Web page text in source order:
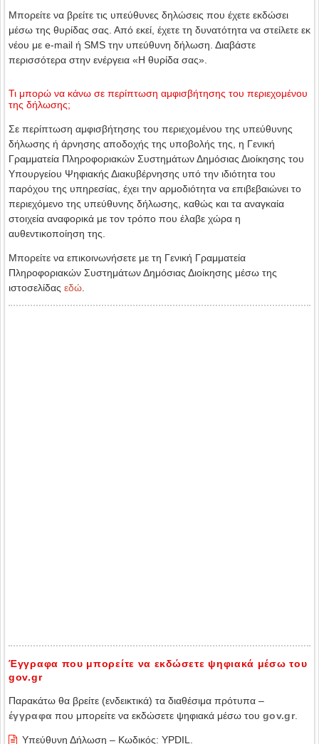
Μπορείτε να βρείτε τις υπεύθυνες δηλώσεις που έχετε εκδώσει
μέσω της θυρίδας σας. Από εκεί, έχετε τη δυνατότητα να στείλετε εκ
νέου με e-mail ή SMS την υπεύθυνη δήλωση. Διαβάστε
περισσότερα στην ενέργεια «Η θυρίδα σας».
Τι μπορώ να κάνω σε περίπτωση αμφισβήτησης του περιεχομένου
της δήλωσης;
Σε περίπτωση αμφισβήτησης του περιεχομένου της υπεύθυνης
δήλωσης ή άρνησης αποδοχής της υποβολής της, η Γενική
Γραμματεία Πληροφοριακών Συστημάτων Δημόσιας Διοίκησης του
Υπουργείου Ψηφιακής Διακυβέρνησης υπό την ιδιότητα του
παρόχου της υπηρεσίας, έχει την αρμοδιότητα να επιβεβαιώνει το
περιεχόμενο της υπεύθυνης δήλωσης, καθώς και τα αναγκαία
στοιχεία αναφορικά με τον τρόπο που έλαβε χώρα η
αυθεντικοποίηση της.
Μπορείτε να επικοινωνήσετε με τη Γενική Γραμματεία
Πληροφοριακών Συστημάτων Δημόσιας Διοίκησης μέσω της
ιστοσελίδας εδώ
Έγγραφα που μπορείτε να εκδώσετε ψηφιακά μέσω του
gov.gr
Παρακάτω θα βρείτε (ενδεικτικά) τα διαθέσιμα πρότυπα –
έγγραφα που μπορείτε να εκδώσετε ψηφιακά μέσω τουgov.gr.
Υπεύθυνη Δήλωση – Κωδικός: YPDIL.